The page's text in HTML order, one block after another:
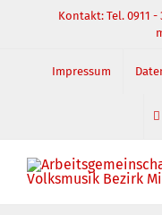
springen
Kontakt: Tel. 0911 -
Impressum